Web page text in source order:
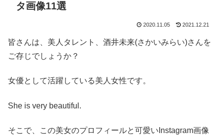
タ画像11選
2020.11.05 2021.12.21
皆さんは、美人タレント、酒井未来(さかいみらい)さんを
ご存じでしょうか？
女優として活躍している美人女性です。
She is very beautiful.
そこで、この美女のプロフィールと可愛いInstagram画像